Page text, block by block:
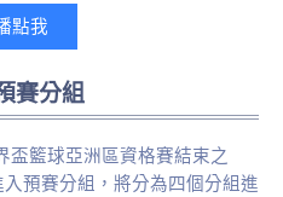
點我
賽分組
盃籃球亞洲區資格賽結束之
預賽分組，將分為四個分組進